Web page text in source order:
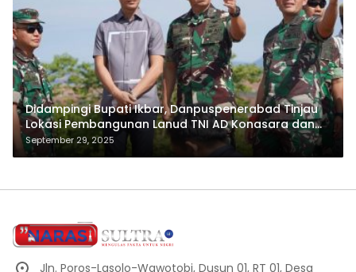
Didampingi Bupati Ikbar, Danpuspenerabad Tinjau
Lokasi Pembangunan Lanud TNI AD Konasara dan
Skadron 22 Sena
September 29, 2025
Jln. Poros-Lasolo-Wawotobi, Dusun 01, RT 01, Desa